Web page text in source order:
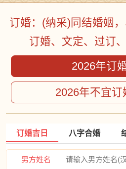
订婚：(纳采)同结婚姻，
订婚、文定、过订
2026年订
2026年不宜订
订婚吉日 八字合婚
男方姓名